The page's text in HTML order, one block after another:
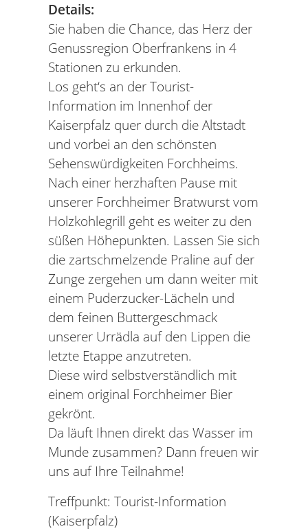
Details:
Sie haben die Chance, das Herz der
Genussregion Oberfrankens in 4
Stationen zu erkunden.
Los geht‘s an der Tourist-
Information im Innenhof der
Kaiserpfalz quer durch die Altstadt
und vorbei an den schönsten
Sehenswürdigkeiten Forchheims.
Nach einer herzhaften Pause mit
unserer Forchheimer Bratwurst vom
Holzkohlegrill geht es weiter zu den
süßen Höhepunkten. Lassen Sie sich
die zartschmelzende Praline auf der
Zunge zergehen um dann weiter mit
einem Puderzucker-Lächeln und
dem feinen Buttergeschmack
unserer Urrädla auf den Lippen die
letzte Etappe anzutreten.
Diese wird selbstverständlich mit
einem original Forchheimer Bier
gekrönt.
Da läuft Ihnen direkt das Wasser im
Munde zusammen? Dann freuen wir
uns auf Ihre Teilnahme!
Treffpunkt: Tourist-Information
(Kaiserpfalz)